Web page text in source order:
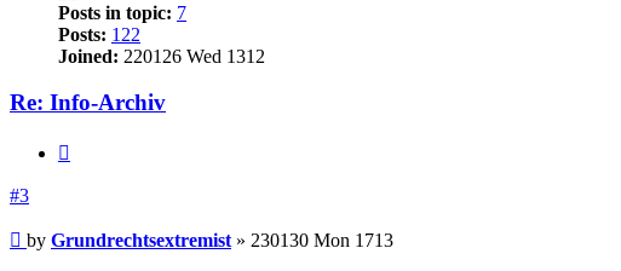
Posts in topic: 7
Posts: 122
Joined: 220126 Wed 1312
Re: Info-Archiv
#3
Post
by Grundrechtsextremist » 230130 Mon 1713